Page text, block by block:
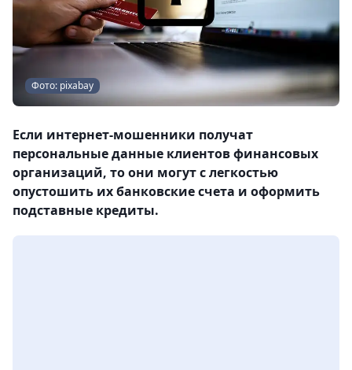
Фото: pixabay
Если интернет-мошенники получат
персональные данные клиентов финансовых
организаций, то они могут с легкостью
опустошить их банковские счета и оформить
подставные кредиты.